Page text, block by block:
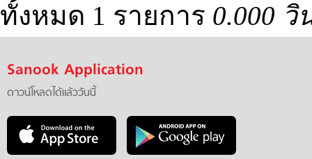
ทั้งหมด 1 รายการ 0.000 วิ
Sanook Application
ดาวน์โหลดได้แล้ววันนี้